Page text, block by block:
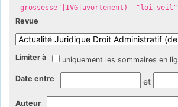
grossesse"|IVG|avortement) -"loi veil"
Revue
Limiter à
uniquement les sommaires en
Date entre et
Auteur